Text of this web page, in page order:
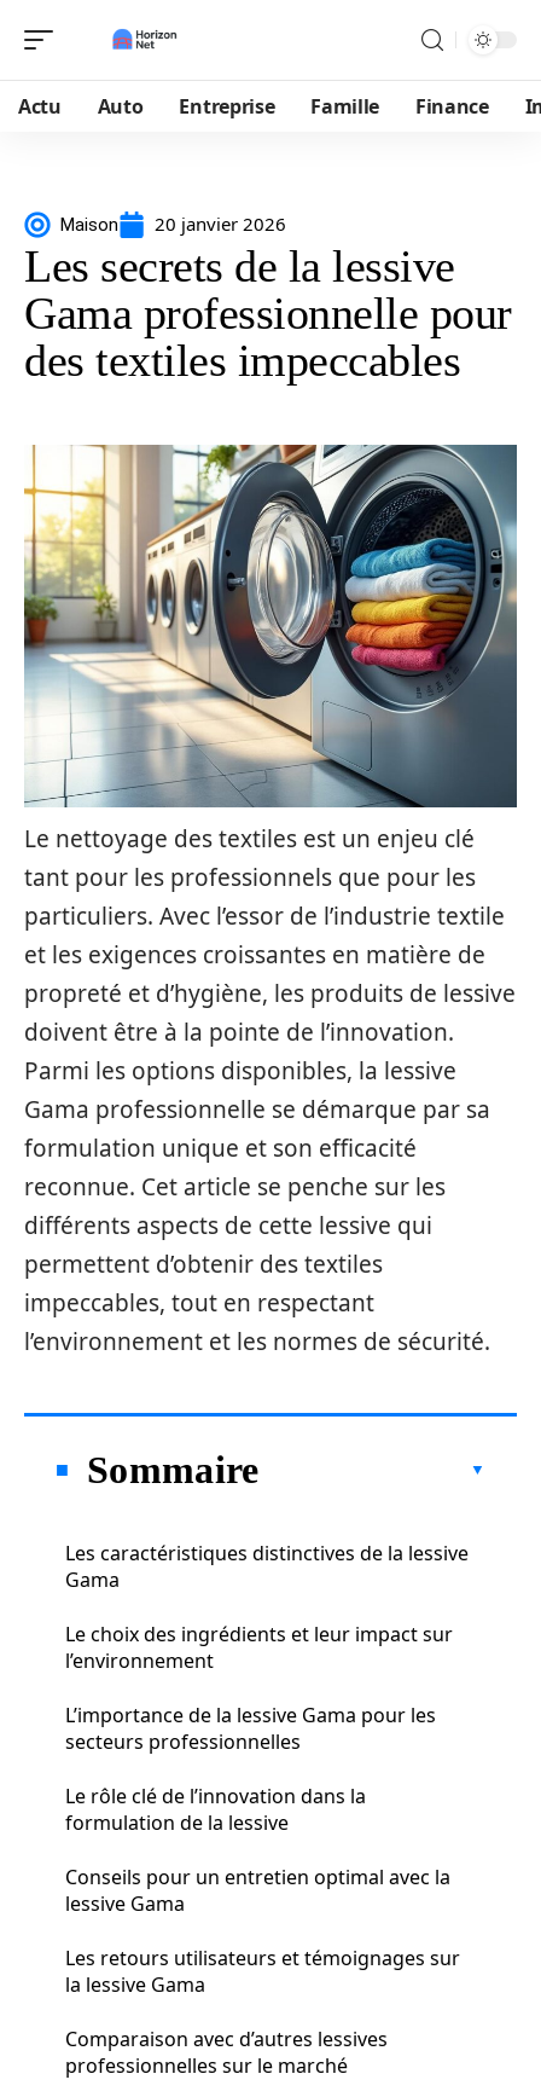
Actu Auto Entreprise Famille Finance
Maison 20 janvier 2026
Les secrets de la lessive
Gama professionnelle pour
des textiles impeccables
Le nettoyage des textiles est un enjeu clé
tant pour les professionnels que pour les
particuliers. Avec l’essor de l’industrie textile
et les exigences croissantes en matière de
propreté et d’hygiène, les produits de lessive
doivent être à la pointe de l’innovation.
Parmi les options disponibles, la lessive
Gama professionnelle se démarque par sa
formulation unique et son efficacité
reconnue. Cet article se penche sur les
différents aspects de cette lessive qui
permettent d’obtenir des textiles
impeccables, tout en respectant
l’environnement et les normes de sécurité.
Sommaire
Les caractéristiques distinctives de la lessive
Gama
Le choix des ingrédients et leur impact sur
l’environnement
L’importance de la lessive Gama pour les
secteurs professionnelles
Le rôle clé de l’innovation dans la
formulation de la lessive
Conseils pour un entretien optimal avec la
lessive Gama
Les retours utilisateurs et témoignages sur
la lessive Gama
Comparaison avec d’autres lessives
professionnelles sur le marché